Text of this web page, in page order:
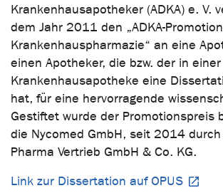
Krankenhausapotheker (ADKA) e. V.
dem Jahr 2011 den „ADKA-
Krankenhauspharmazie“ an eine
einen Apotheker, die bzw. der in einer
Krankenhausapotheke eine
hat, für eine hervorragende
Gestiftet wurde der Promotionspreis
die Nycomed GmbH, seit 2014 durch
Pharma Vertrieb GmbH & Co. KG.
Link zur Dissertation auf OPUS